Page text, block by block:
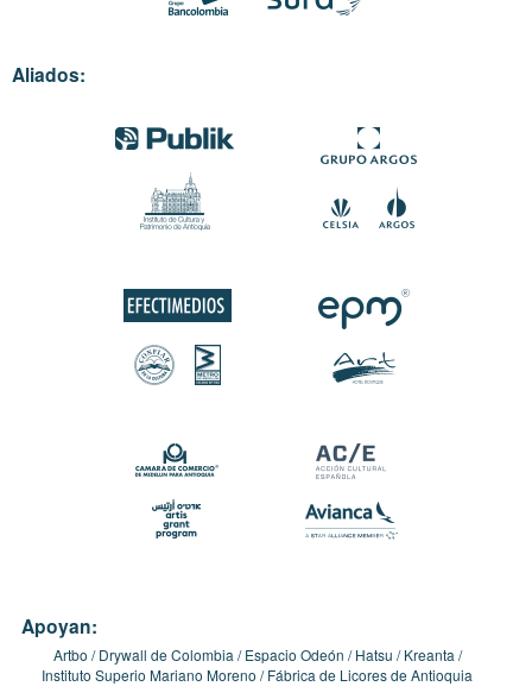
Aliados:
Apoyan:
Artbo Drywall de Colombia Espacio Odeón Hatsu
Kreanta
Instituto Superio Mariano Moreno
Fábrica de Licores de Antioquia